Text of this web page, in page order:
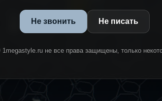
Не звонить Не писать
не все права защищены, только